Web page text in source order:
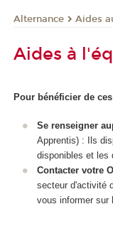
Alternance Aides
Aides à
Pour bénéficier de
Se renseigner
Apprentis) : Ils
disponibles et les
Contacter votre
secteur d'activité
vous informer sur